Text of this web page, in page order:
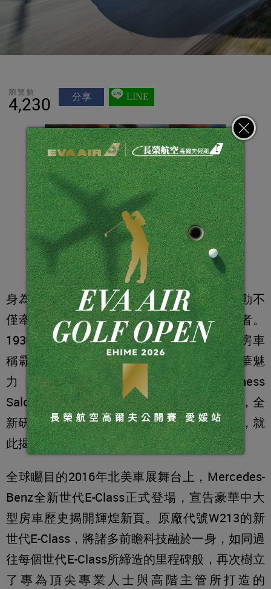
瀏覽數
4,230 分享 LINE
身為汽車的發明者，Mercedes-Benz一舉一動不
僅牽繫著車壇脈動，更是全新視野的開創者。
1930年代，Mercedes-Benz已用W136旗艦房車
稱霸車壇，為使更多的頂尖人士能感受豪華魅
力，在1950年代特別開創了「Business
Saloon」全新級距，瞄準全球頂級專業人士，全
新研發創立的W120車型承接著W136的衣缽，就
此揭開史上最強豪華中大型房車歷史序章。
全球矚目的2016年北美車展舞台上，Mercedes-
Benz全新世代E-Class正式登場，宣告豪華中大
型房車歷史揭開輝煌新頁。原廠代號W213的新
世代E-Class，將諸多前瞻科技融於一身，如同過
往每個世代E-Class所締造的里程碑般，再次樹立
了專為頂尖專業人士與高階主管所打造的